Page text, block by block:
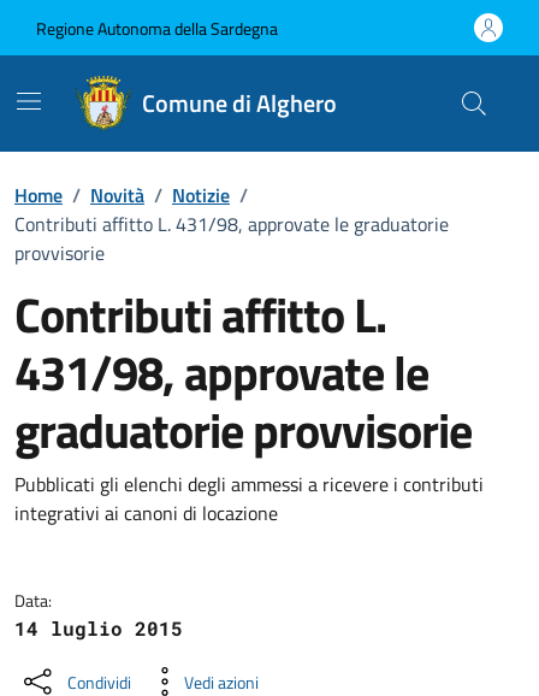
Regione Autonoma della Sardegna
Comune di Alghero
Home / Novità / Notizie /
Contributi affitto L. 431/98, approvate le graduatorie
provvisorie
Contributi affitto L.
431/98, approvate le
graduatorie provvisorie
Dettagli della notizia
Pubblicati gli elenchi degli ammessi a ricevere i contributi
integrativi ai canoni di locazione
Data:
14 luglio 2015
Condividi Vedi azioni